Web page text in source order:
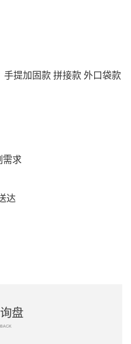
提加固款 拼接款 外口袋款
需求
达
盘